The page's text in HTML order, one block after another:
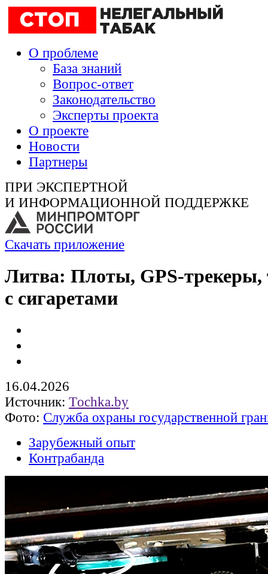
О проблеме
База знаний
Вопрос-ответ
Законодательство
Эксперты проекта
О проекте
Новости
Партнеры
ПРИ ЭКСПЕРТНОЙ
И ИНФОРМАЦИОННОЙ ПОДДЕРЖКЕ
Скачать приложение
Литва: Плоты, GPS-
с сигаретами
16.04.2026
Источник: Тochka.by
Фото: Служба охраны государственной
Зарубежный опыт
Контрабанда